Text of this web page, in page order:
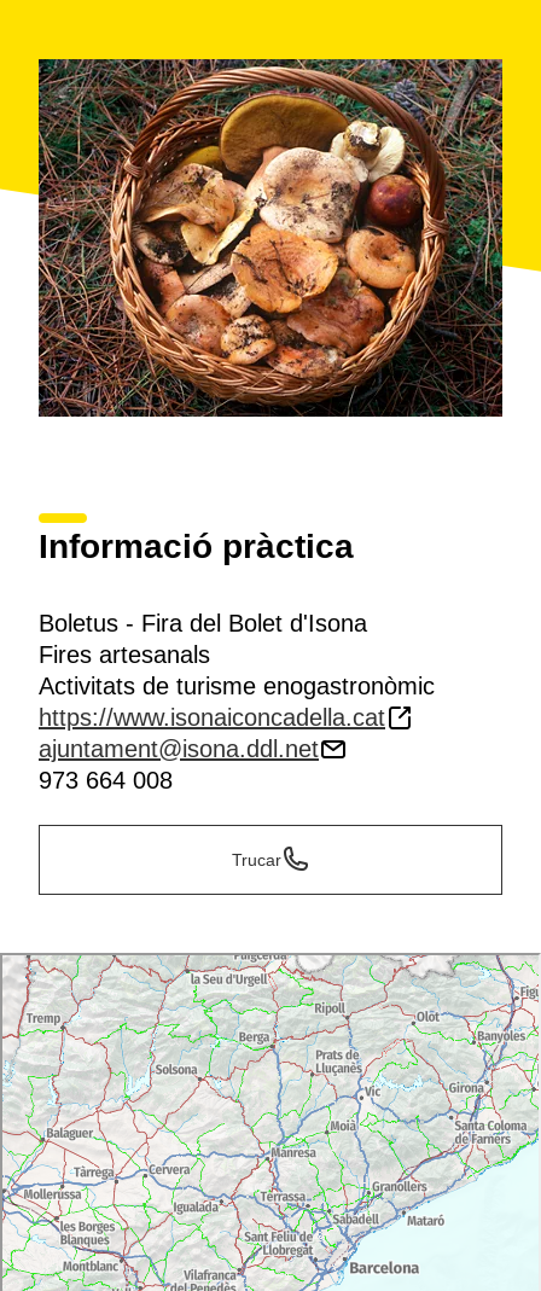
Informació pràctica
Boletus - Fira del Bolet d'Isona
Fires artesanals
Activitats de turisme enogastronòmic
https://www.isonaiconcadella.cat
ajuntament@isona.ddl.net
973 664 008
Trucar